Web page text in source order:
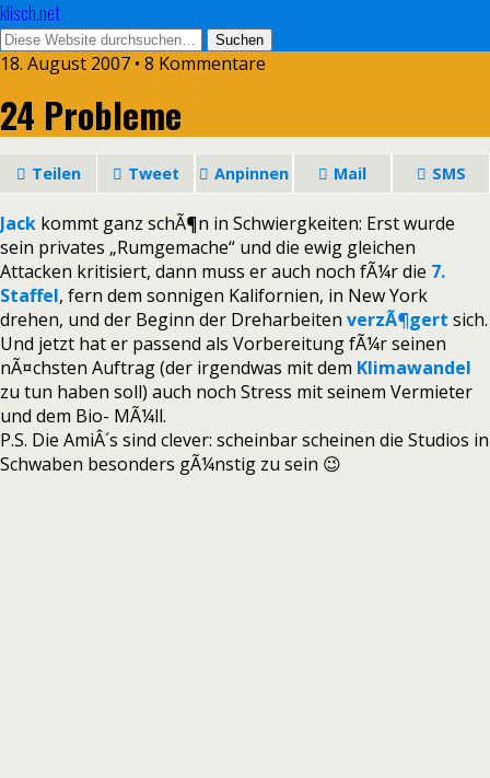
klisch.net
18. August 2007 • 8 Kommentare
24 Probleme
Teilen Tweet Anpinnen Mail SMS
Jack kommt ganz schÃ¶n in Schwiergkeiten: Erst wurde
sein privates „Rumgemache“ und die ewig gleichen
Attacken kritisiert, dann muss er auch noch fÃ¼r die 7.
Staffel, fern dem sonnigen Kalifornien, in New York
drehen, und der Beginn der Dreharbeiten verzÃ¶gert sich.
Und jetzt hat er passend als Vorbereitung fÃ¼r seinen
nÃ¤chsten Auftrag (der irgendwas mit dem Klimawandel
zu tun haben soll) auch noch Stress mit seinem Vermieter
und dem Bio- MÃ¼ll.
P.S. Die AmiÂ´s sind clever: scheinbar scheinen die Studios in
Schwaben besonders gÃ¼nstig zu sein 😉